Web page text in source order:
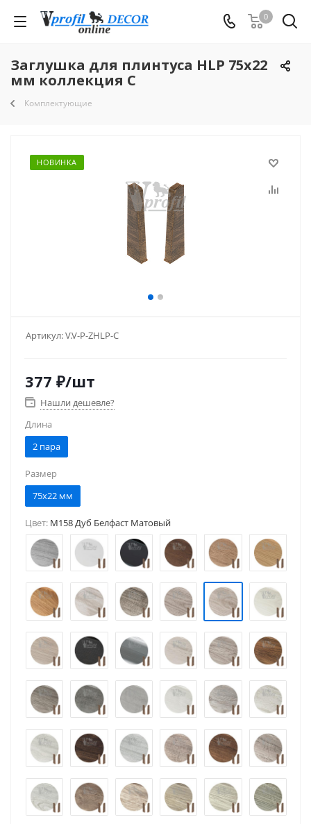
0
Заглушка для плинтуса HLP 75x22
мм коллекция C
Комплектующие
НОВИНКА
Артикул:V.V-P-ZHLP-C
377 ₽/шт
Нашли дешевле?
Длина
2 пара
Размер
75x22 мм
Цвет: M158 Дуб Белфаст Матовый